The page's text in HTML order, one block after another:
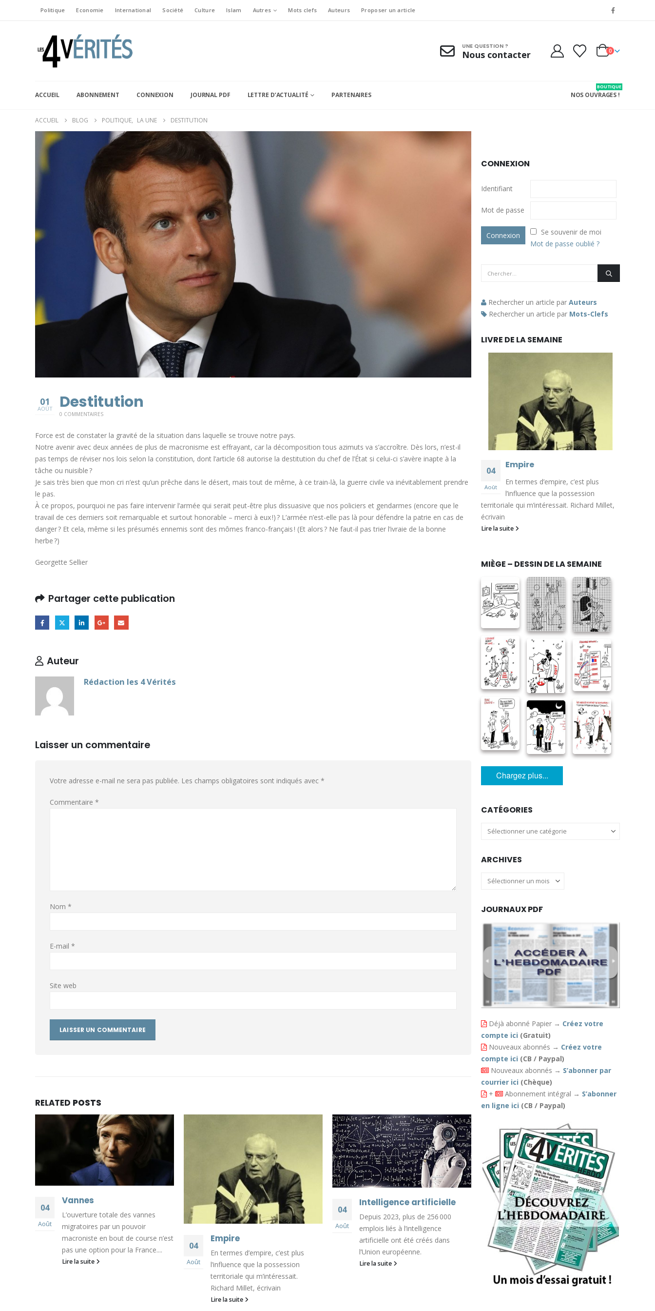
Politique Economie International Société Culture Islam Autres Mots clefs Auteurs Proposer un article
UNE QUESTION ?
Nous contacter 0
ACCUEIL ABONNEMENT CONNEXION JOURNAL PDF LETTRE D’ACTUALITÉ PARTENAIRES NOS OUVRAGES !
BOUTIQUE
ACCUEIL BLOG POLITIQUE, LA UNE DESTITUTION
01
AOÛT Destitution
0 COMMENTAIRES
Force est de constater la gravité de la situation dans laquelle se trouve notre pays.
Notre avenir avec deux années de plus de macronisme est effrayant, car la décomposition tous azimuts va s’accroître. Dès lors, n’est-il
pas temps de réviser nos lois selon la constitution, dont l’article 68 autorise la destitution du chef de l’État si celui-ci s’avère inapte à la
tâche ou nuisible ?
Je sais très bien que mon cri n’est qu’un prêche dans le désert, mais tout de même, à ce train-là, la guerre civile va inévitablement prendre
le pas.
À ce propos, pourquoi ne pas faire intervenir l’armée qui serait peut-être plus dissuasive que nos policiers et gendarmes (encore que le
travail de ces derniers soit remarquable et surtout honorable – merci à eux !) ? L’armée n’est-elle pas là pour défendre la patrie en cas de
danger ? Et cela, même si les présumés ennemis sont des mômes franco-français ! (Et alors ? Ne faut-il pas trier l’ivraie de la bonne
herbe ?)
Georgette Sellier
Partager cette publication
Auteur
Rédaction les 4 Vérités
Laisser un commentaire
Votre adresse e-mail ne sera pas publiée. Les champs obligatoires sont indiqués avec *
Commentaire *
Nom *
E-mail *
Site web
RELATED POSTS
04
Août
Vannes
L’ouverture totale des vannes
migratoires par un pouvoir
macroniste en bout de course n’est
pas une option pour la France....
Lire la suite
04
Août
Empire
En termes d’empire, c’est plus
l’influence que la possession
territoriale qui m’intéressait.
Richard Millet, écrivain
Lire la suite
04
Août
Intelligence artificielle
Depuis 2023, plus de 256 000
emplois liés à l’intelligence
artificielle ont été créés dans
l’Union européenne.
Lire la suite
Août
Sécurité
53 % des Français déclarent ne pas
pouvoir sortir en sécurité le soir
dans leur ville.
Lire la suite
CONNEXION
Identifiant
Mot de passe
Se souvenir de moi
Mot de passe oublié ?
Rechercher un article par Auteurs
Rechercher un article par Mots-Clefs
LIVRE DE LA SEMAINE
04
Août
Empire
En termes d’empire, c’est plus
l’influence que la possession
territoriale qui m’intéressait. Richard Millet,
écrivain
Lire la suite
MIÈGE – DESSIN DE LA SEMAINE
Chargez plus...
CATÉGORIES
Catégories
ARCHIVES
Archives
JOURNAUX PDF
Déjà abonné Papier → Créez votre
compte ici (Gratuit)
Nouveaux abonnés → Créez votre
compte ici (CB / Paypal)
Nouveaux abonnés → S’abonner par
courrier ici (Chèque)
+
Abonnement intégral → S’abonner
en ligne ici (CB / Paypal)